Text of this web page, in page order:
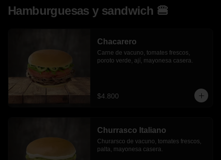
Hamburguesas y sandwich 🍔
Chacarero
Carne de vacuno, tomates frescos,
poroto verde, ají, mayonesa casera.
$4.800
Churrasco Italiano
Churarsco de vacuno, tomates frescos,
palta, mayonesa casera.